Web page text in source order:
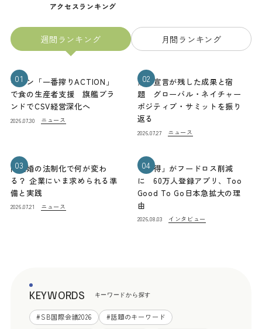
アクセスランキング
週間ランキング 月間ランキング
01
キリン「一番搾りACTION」
で食の生産者支援 旗艦ブラ
ンドでCSV経営深化へ
2026.07.30 ニュース
02
熊本宣言が残した成果と宿
題 グローバル・ネイチャー
ポジティブ・サミットを振り
返る
2026.07.27 ニュース
03
同性婚の法制化で何が変わ
る？ 企業にいま求められる準
備と実践
2026.07.21 ニュース
04
「お得」がフードロス削減
に 60万人登録アプリ、Too
Good To Go日本急拡大の理
由
2026.08.03 インタビュー
KEYWORDS キーワードから探す
#SB国際会議2026 #話題のキーワード